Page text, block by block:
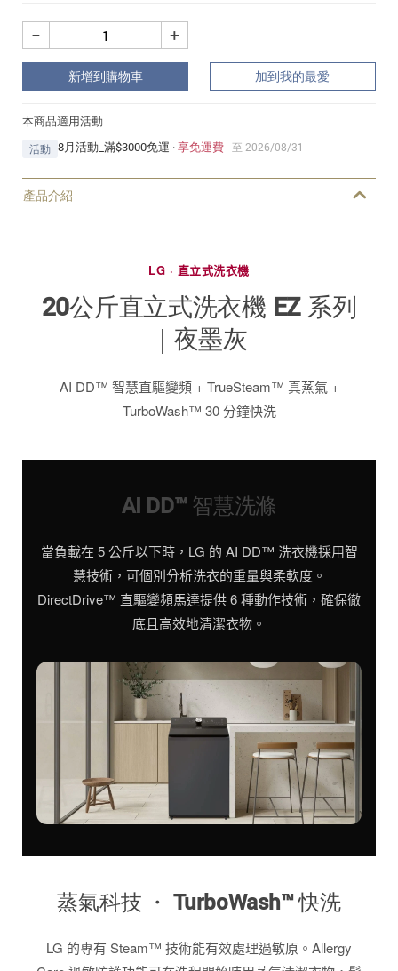
+
−
新增到購物車 加到我的最愛
本商品適用活動
活動 8月活動_滿$3000免運 ·享免運費 至 2026/08/31
產品介紹
LG · 直立式洗衣機
20公斤直立式洗衣機 EZ 系列
｜夜墨灰
AI DD™ 智慧直驅變頻 + TrueSteam™ 真蒸氣 +
TurboWash™ 30 分鐘快洗
AI DD™ 智慧洗滌
當負載在 5 公斤以下時，LG 的 AI DD™ 洗衣機採用智
慧技術，可個別分析洗衣的重量與柔軟度。
DirectDrive™ 直驅變頻馬達提供 6 種動作技術，確保徹
底且高效地清潔衣物。
蒸氣科技 ・ TurboWash™ 快洗
LG 的專有 Steam™ 技術能有效處理過敏原。Allergy